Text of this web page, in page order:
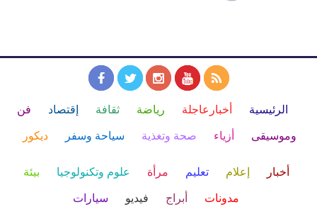
الرئيسية أخبارعاجلة رياضة ثقافة إقتصاد فن
وموسيقى أزياء صحة وتغذية سياحة وسفر ديكور
أخبار إعلام تعليم مرأة علوم وتكنولوجيا بيئة
مدونات أبراج فيديو سيارات